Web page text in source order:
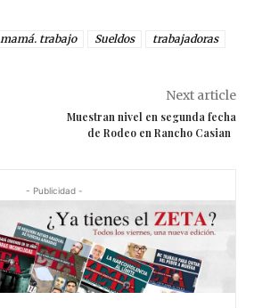
mamá. trabajo Sueldos trabajadoras
Next article
Muestran nivel en segunda fecha
de Rodeo en Rancho Casian
- Publicidad -